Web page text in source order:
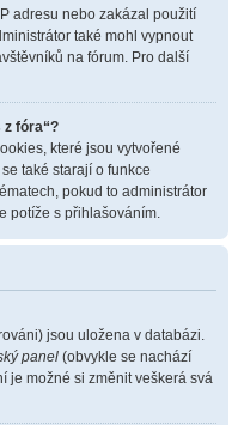
adresu nebo zakázal použití
také mohl vypnout
na fórum. Pro další
z fóra“?
které jsou vytvořené
také starají o funkce
pokud to administrátor
potíže s přihlašováním.
jsou uložena v databázi.
panel (obvykle se nachází
je možné si změnit veškerá svá